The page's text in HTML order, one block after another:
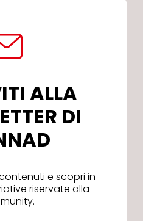
ALLA
DI
e scopri in
riservate alla